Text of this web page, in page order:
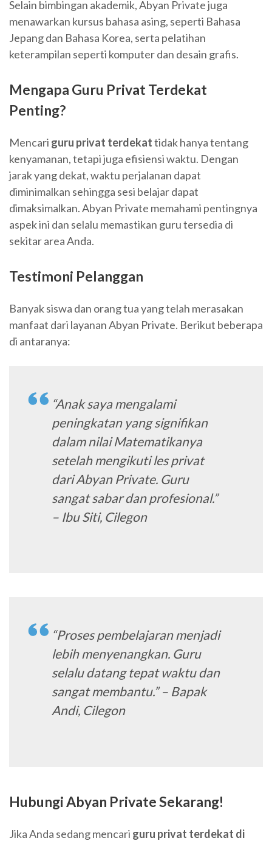
Selain bimbingan akademik, Abyan Private juga
menawarkan kursus bahasa asing, seperti Bahasa
Jepang dan Bahasa Korea, serta pelatihan
keterampilan seperti komputer dan desain grafis.
Mengapa Guru Privat Terdekat
Penting?
Mencari guru privat terdekattidak hanya tentang
kenyamanan, tetapi juga efisiensi waktu. Dengan
jarak yang dekat, waktu perjalanan dapat
diminimalkan sehingga sesi belajar dapat
dimaksimalkan. Abyan Private memahami pentingnya
aspek ini dan selalu memastikan guru tersedia di
sekitar area Anda.
Testimoni Pelanggan
Banyak siswa dan orang tua yang telah merasakan
manfaat dari layanan Abyan Private. Berikut beberapa
di antaranya:
“Anak saya mengalami
peningkatan yang signifikan
dalam nilai Matematikanya
setelah mengikuti les privat
dari Abyan Private. Guru
sangat sabar dan profesional.”
– Ibu Siti, Cilegon
“Proses pembelajaran menjadi
lebih menyenangkan. Guru
selalu datang tepat waktu dan
sangat membantu.” – Bapak
Andi, Cilegon
Hubungi Abyan Private Sekarang!
Jika Anda sedang mencari guru privat terdekat di